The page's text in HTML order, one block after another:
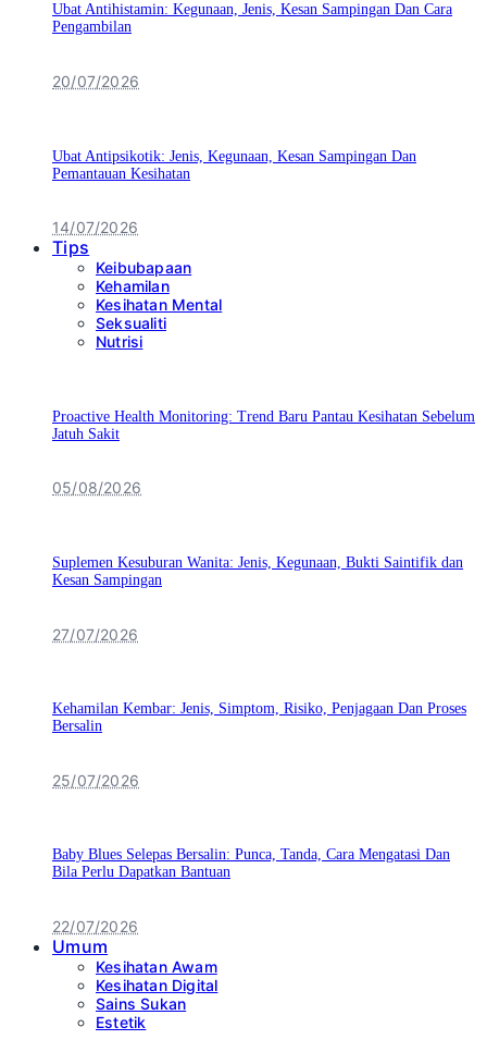
Ubat Antihistamin: Kegunaan, Jenis, Kesan Sampingan Dan Cara
Pengambilan
20/07/2026
Ubat Antipsikotik: Jenis, Kegunaan, Kesan Sampingan Dan
Pemantauan Kesihatan
14/07/2026
Tips
Keibubapaan
Kehamilan
Kesihatan Mental
Seksualiti
Nutrisi
Proactive Health Monitoring: Trend Baru Pantau Kesihatan Sebelum
Jatuh Sakit
05/08/2026
Suplemen Kesuburan Wanita: Jenis, Kegunaan, Bukti Saintifik dan
Kesan Sampingan
27/07/2026
Kehamilan Kembar: Jenis, Simptom, Risiko, Penjagaan Dan Proses
Bersalin
25/07/2026
Baby Blues Selepas Bersalin: Punca, Tanda, Cara Mengatasi Dan
Bila Perlu Dapatkan Bantuan
22/07/2026
Umum
Kesihatan Awam
Kesihatan Digital
Sains Sukan
Estetik